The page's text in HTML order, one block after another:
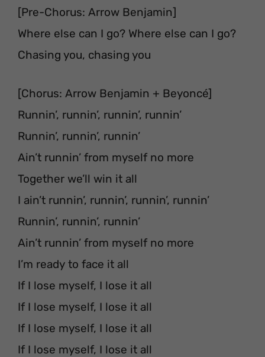
[Pre-Chorus: Arrow Benjamin]
Where else can I go? Where else can I go?
Chasing you, chasing you
[Chorus: Arrow Benjamin + Beyoncé]
Runnin’, runnin’, runnin’, runnin’
Runnin’, runnin’, runnin’
Ain’t runnin’ from myself no more
Together we’ll win it all
I ain’t runnin’, runnin’, runnin’, runnin’
Runnin’, runnin’, runnin’
Ain’t runnin’ from myself no more
I’m ready to face it all
If I lose myself, I lose it all
If I lose myself, I lose it all
If I lose myself, I lose it all
If I lose myself, I lose it all